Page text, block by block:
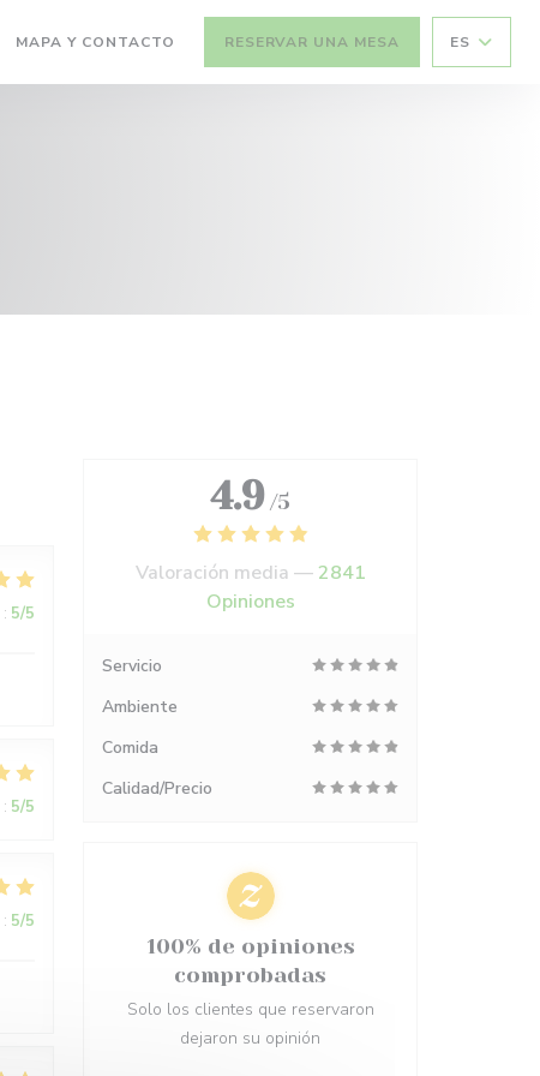
MAPA Y CONTACTO RESERVAR UNA MESA ES
: 5/5
: 5/5
: 5/5
4.9 /5
Valoración media — 2841
Opiniones
Servicio
Ambiente
Comida
Calidad/Precio
100% de opiniones
comprobadas
Solo los clientes que reservaron
dejaron su opinión